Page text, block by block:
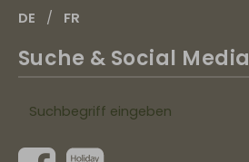
DE FR
Suche & Social Media
Suchbegriff